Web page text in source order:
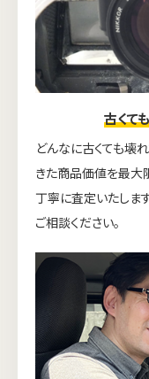
古くて
どんなに古くても壊
きた商品価値を最大
丁寧に査定いたしま
ご相談ください。